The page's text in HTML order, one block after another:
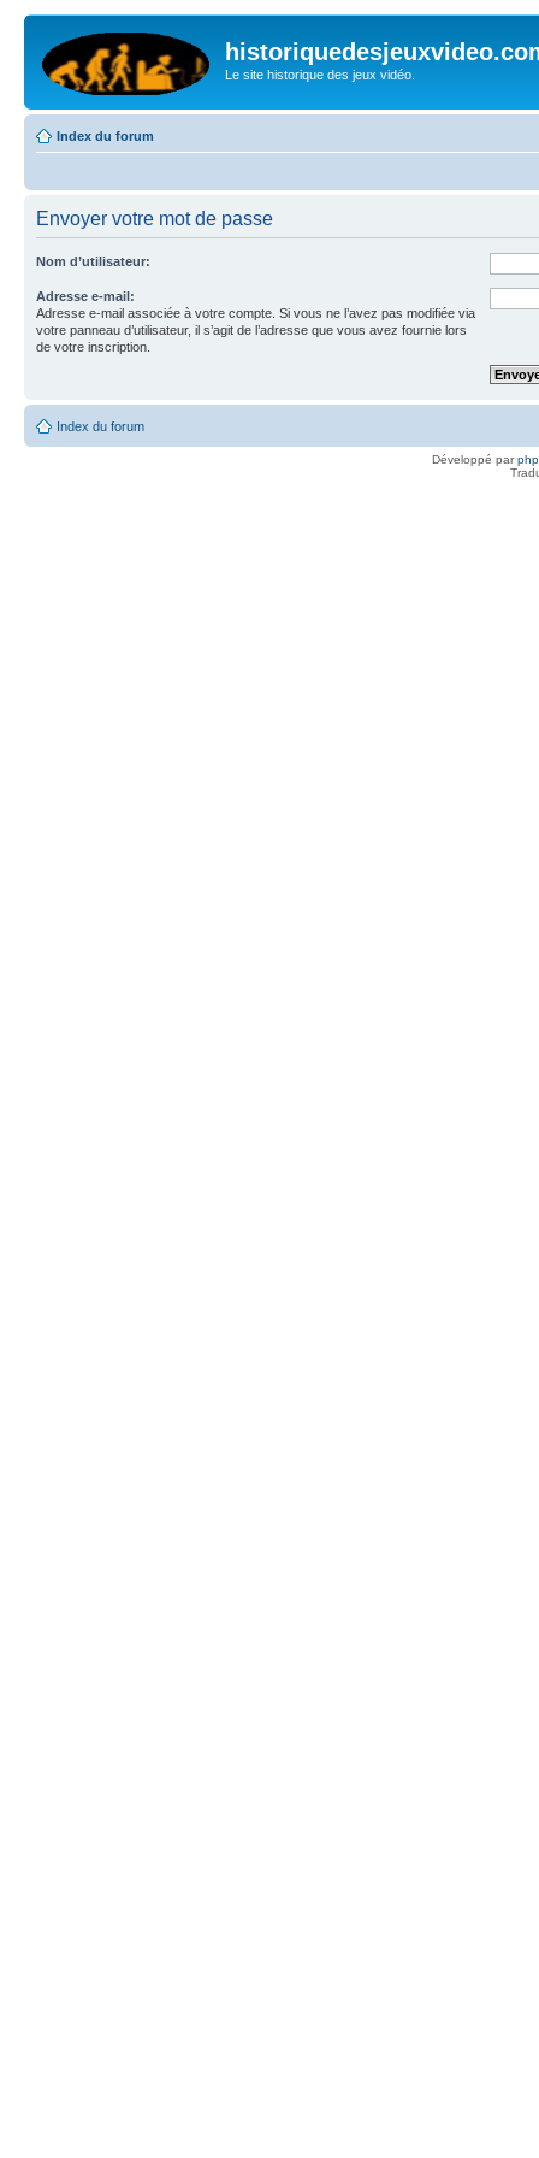
Le site historique des jeux vidéo.
Index du forum
Envoyer votre mot de passe
Nom d’utilisateur:
Adresse e-mail:
Adresse e-mail associée à votre compte. Si vous ne l’avez pas modifiée via
votre panneau d’utilisateur, il s’agit de l’adresse que vous avez fournie lors
de votre inscription.
Index du forum
Développé par